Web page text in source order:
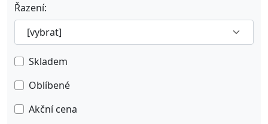
Body a overaly z bio bavlny
Nosící a těhotenské oblečení
Řazení:
Skladem
Oblíbené
Akční cena